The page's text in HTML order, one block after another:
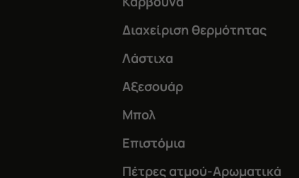
Διαχείριση θερμότητας
Λάστιχα
Αξεσουάρ
Μπολ
Επιστόμια
Πέτρες ατμού-Αρωματικά